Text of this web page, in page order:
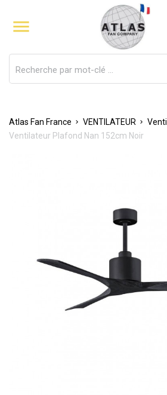

Atlas Fan France VENTILATEUR
Ventilateur Plafond Nan 152cm Noir